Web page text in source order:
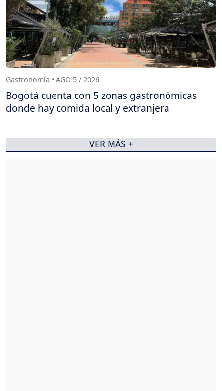
Gastronomía • AGO 5 / 2026
Bogotá cuenta con 5 zonas gastronómicas
donde hay comida local y extranjera
VER MÁS +